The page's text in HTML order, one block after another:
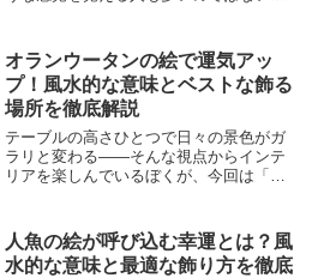
のモチーフとしても人気があります。特
に最近では「風水的に良い...
オランウータンの絵で運気アッ
プ！風水的な意味とベストな飾る
場所を徹底解説
テーブルの高さひとつで日々の景色がガ
ラリと変わる――そんな視点からインテ
リアを楽しんでいるぼくが、今回は「オ
まなざしを部屋に迎え入れると、どんな
エネルギーが流れ込み、暮...
人魚の絵が呼び込む幸運とは？風
水的な意味と最適な飾り方を徹底